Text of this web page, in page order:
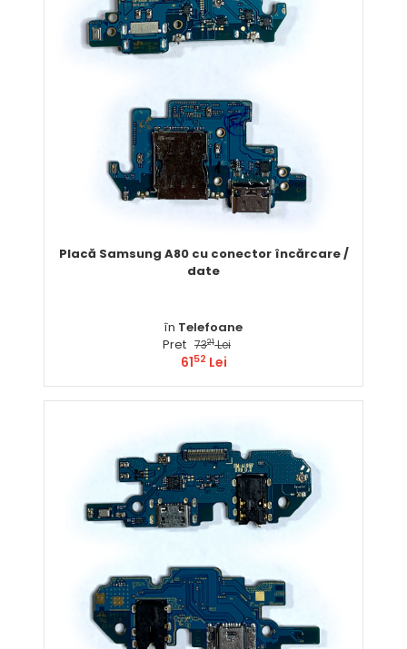
Placă Samsung A80 cu conector încărcare /
date
în Telefoane
Pret 7321Lei
6152 Lei